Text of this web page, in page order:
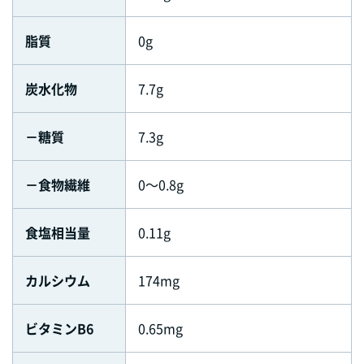
脂質 0g
炭水化物 7.7g
－糖質 7.3g
－食物繊維 0～0.8g
食塩相当量 0.11g
カルシウム 174mg
ビタミンB6 0.65mg